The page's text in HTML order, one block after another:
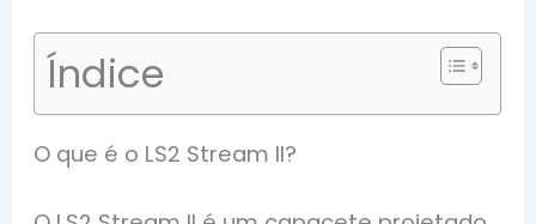
Índice
O que é o LS2 Stream II?